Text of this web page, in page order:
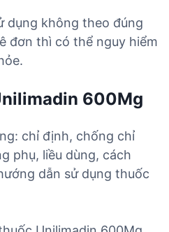
dụng không theo đúng
đơn thì có thể nguy hiểm
600Mg
chỉ định, chống chỉ
phụ, liều dùng, cách
dẫn sử dụng thuốc